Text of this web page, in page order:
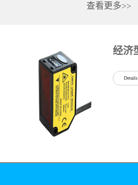
查看更多>>
Details